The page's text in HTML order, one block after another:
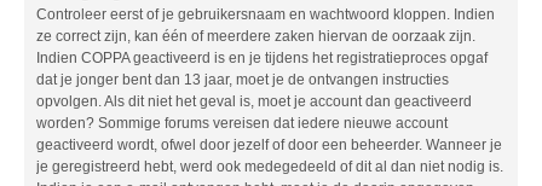
Controleer eerst of je gebruikersnaam en wachtwoord kloppen. Indien
ze correct zijn, kan één of meerdere zaken hiervan de oorzaak zijn.
Indien COPPA geactiveerd is en je tijdens het registratieproces opgaf
dat je jonger bent dan 13 jaar, moet je de ontvangen instructies
opvolgen. Als dit niet het geval is, moet je account dan geactiveerd
worden? Sommige forums vereisen dat iedere nieuwe account
geactiveerd wordt, ofwel door jezelf of door een beheerder. Wanneer je
je geregistreerd hebt, werd ook medegedeeld of dit al dan niet nodig is.